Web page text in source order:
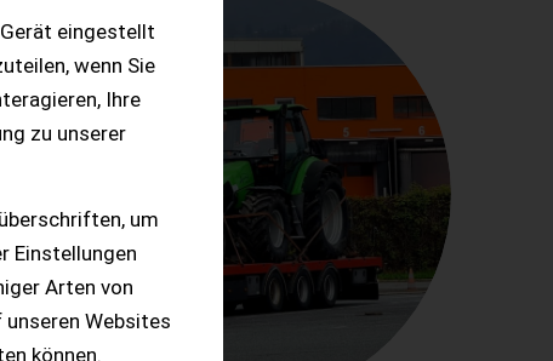
eingestellt
wenn Sie
Ihre
zu unserer
um
Einstellungen
Arten von
Websites
können.